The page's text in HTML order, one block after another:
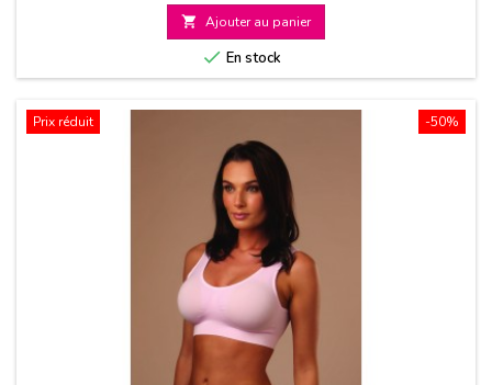
de
base
 Ajouter au panier
 En stock
-50%
Prix réduit